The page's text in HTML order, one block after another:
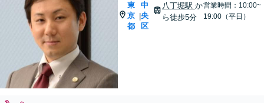
東
京
都
|
中
央
区
八丁堀駅 か
ら徒歩5分
営業時間：10:00~
19:00（平日）